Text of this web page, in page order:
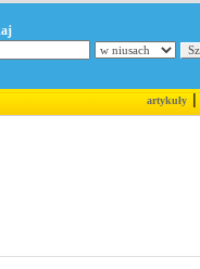
artykuły|